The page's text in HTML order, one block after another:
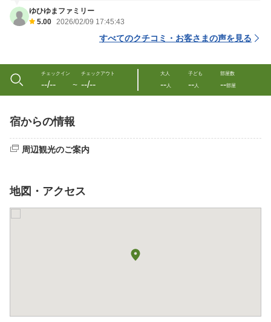
ゆひゆまファミリー
5.00 2026/02/09 17:45:43
すべてのクチコミ・お客さまの声を見る
チェックイン
--/-- 〜
チェックアウト
--/--
大人
--人
子ども
--人
部屋数
--部屋
宿からの情報
周辺観光のご案内
地図・アクセス